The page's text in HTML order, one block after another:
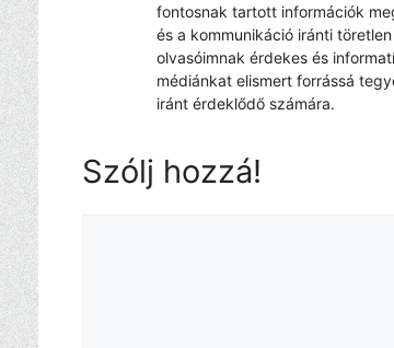
fontosnak tartott információk
és a kommunikáció iránti
olvasóimnak érdekes és
médiánkat elismert forrássá
iránt érdeklődő számára.
Szólj hozzá!